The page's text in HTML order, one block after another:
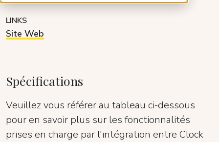
LINKS
Site Web
Spécifications
Veuillez vous référer au tableau ci-dessous
pour en savoir plus sur les fonctionnalités
prises en charge par l'intégration entre Clock